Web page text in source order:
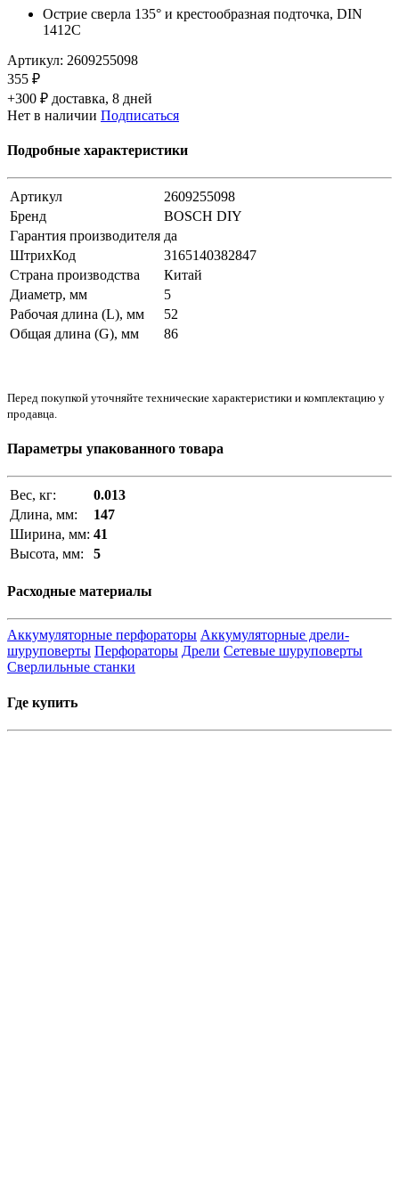
Острие сверла 135° и крестообразная подточка, DIN
1412C
Артикул: 2609255098
355 ₽
+300 ₽ доставка, 8 дней
Нет в наличии Подписаться
Подробные характеристики
Артикул
2609255098
Бренд
BOSCH DIY
Гарантия производителя да
ШтрихКод
3165140382847
Страна производства
Китай
Диаметр, мм
5
Рабочая длина (L), мм
52
Общая длина (G), мм
86
Перед покупкой уточняйте технические характеристики и комплектацию у
продавца.
Параметры упакованного товара
Вес, кг:
0.013
Длина, мм:
147
Ширина, мм: 41
Высота, мм:
5
Расходные материалы
Аккумуляторные перфораторы Аккумуляторные дрели-
шуруповерты Перфораторы Дрели Сетевые шуруповерты
Сверлильные станки
Где купить